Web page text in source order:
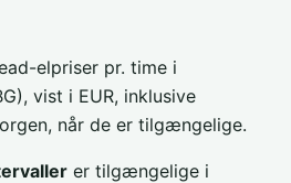
elpriser pr. time i
vist i EUR, inklusive
når de er tilgængelige.
er tilgængelige i